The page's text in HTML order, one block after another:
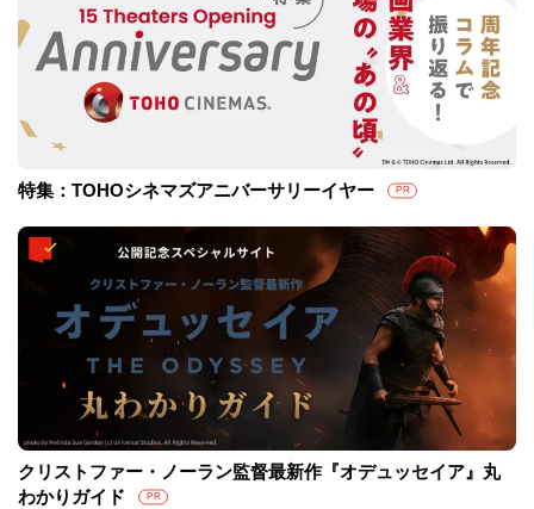
特集：TOHOシネマズアニバーサリーイヤー PR
クリストファー・ノーラン監督最新作『オデュッセイア』丸
わかりガイド
PR